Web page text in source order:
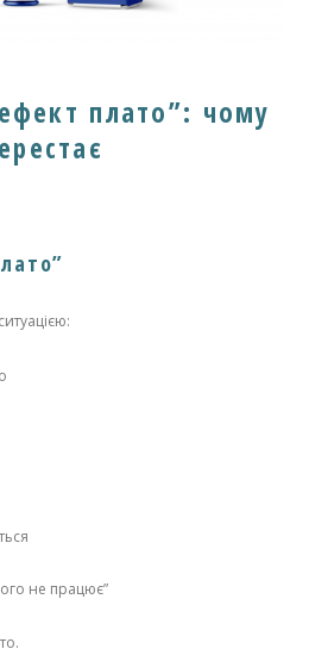
плато”: чому
не працює”